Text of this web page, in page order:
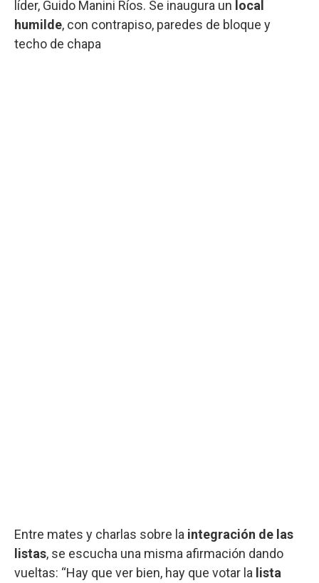
líder, Guido Manini Ríos. Se inaugura un local
humilde, con contrapiso, paredes de bloque y
techo de chapa
Entre mates y charlas sobre la integración de las
listas, se escucha una misma afirmación dando
vueltas: “Hay que ver bien, hay que votar la lista